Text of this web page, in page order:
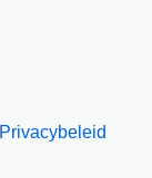
Privacybeleid